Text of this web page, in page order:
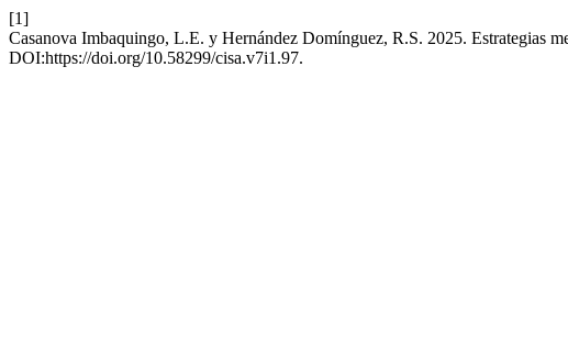
[1]
Casanova Imbaquingo, L.E. y Hernández Domínguez, R.S. 2025. Estrategias
DOI:https://doi.org/10.58299/cisa.v7i1.97.